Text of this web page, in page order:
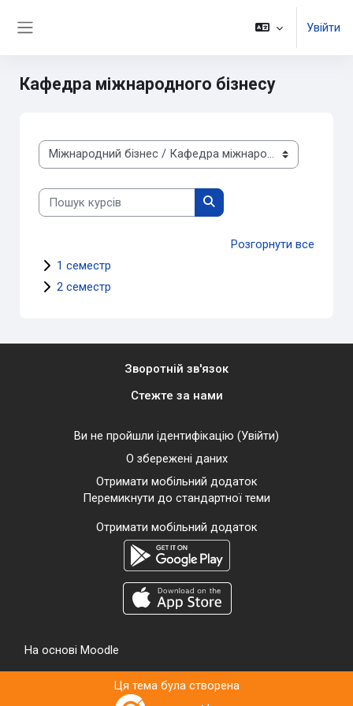
Увійти
Кафедра міжнародного бізнесу
Категорії курсів
Пошук курсів
Пошук курсів
Розгорнути все
1 семестр
2 семестр
Зворотній зв'язок
Стежте за нами
Ви не пройшли ідентифікацію (Увійти)
О збережені даних
Отримати мобільний додаток
Перемикнути до стандартної теми
Отримати мобільний додаток
На основі Moodle
Ця тема була створена